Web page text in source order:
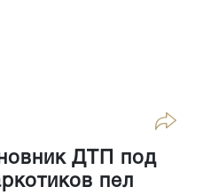
ДТП под
пел